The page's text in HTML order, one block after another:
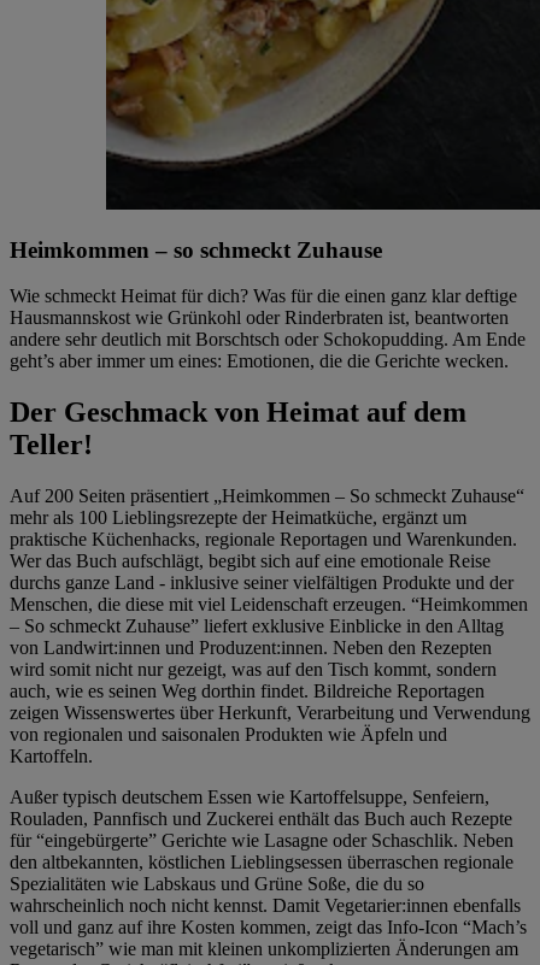
Heimkommen – so schmeckt Zuhause
Wie schmeckt Heimat für dich? Was für die einen ganz klar deftige
Hausmannskost wie Grünkohl oder Rinderbraten ist, beantworten
andere sehr deutlich mit Borschtsch oder Schokopudding. Am Ende
geht’s aber immer um eines: Emotionen, die die Gerichte wecken.
Der Geschmack von Heimat auf dem
Teller!
Auf 200 Seiten präsentiert „Heimkommen – So schmeckt Zuhause“
mehr als 100 Lieblingsrezepte der Heimatküche, ergänzt um
praktische Küchenhacks, regionale Reportagen und Warenkunden.
Wer das Buch aufschlägt, begibt sich auf eine emotionale Reise
durchs ganze Land - inklusive seiner vielfältigen Produkte und der
Menschen, die diese mit viel Leidenschaft erzeugen. “Heimkommen
– So schmeckt Zuhause” liefert exklusive Einblicke in den Alltag
von Landwirt:innen und Produzent:innen. Neben den Rezepten
wird somit nicht nur gezeigt, was auf den Tisch kommt, sondern
auch, wie es seinen Weg dorthin findet. Bildreiche Reportagen
zeigen Wissenswertes über Herkunft, Verarbeitung und Verwendung
von regionalen und saisonalen Produkten wie Äpfeln und
Kartoffeln.
Außer typisch deutschem Essen wie Kartoffelsuppe, Senfeiern,
Rouladen, Pannfisch und Zuckerei enthält das Buch auch Rezepte
für “eingebürgerte” Gerichte wie Lasagne oder Schaschlik. Neben
den altbekannten, köstlichen Lieblingsessen überraschen regionale
Spezialitäten wie Labskaus und Grüne Soße, die du so
wahrscheinlich noch nicht kennst. Damit Vegetarier:innen ebenfalls
voll und ganz auf ihre Kosten kommen, zeigt das Info-Icon “Mach’s
vegetarisch” wie man mit kleinen unkomplizierten Änderungen am